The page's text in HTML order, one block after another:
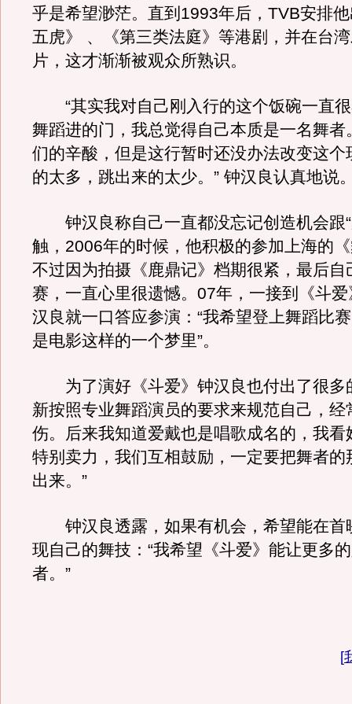
乎是希望渺茫。直到1993年后，TVB安排
五虎》 、《第三类法庭》等港剧，并在台
片，这才渐渐被观众所熟识。
“其实我对自己刚入行的这个饭碗一直很
舞蹈进的门，我总觉得自己本质是一名舞者
们的辛酸，但是这行暂时还没办法改变这个
的太多，跳出来的太少。” 钟汉良认真地说
钟汉良称自己一直都没忘记创造机会跟“
触，2006年的时候，他积极的参加上海的
不过因为拍摄《鹿鼎记》档期很紧，最后自
赛，一直心里很遗憾。07年，一接到《斗
汉良就一口答应参演：“我希望登上舞蹈比
是电影这样的一个梦里”。
为了演好《斗爱》钟汉良也付出了很多
新按照专业舞蹈演员的要求来规范自己，经
伤。后来我知道爱戴也是唱歌成名的，我看
特别卖力，我们互相鼓励，一定要把舞者的
出来。”
钟汉良透露，如果有机会，希望能在首
现自己的舞技：“我希望《斗爱》能让更多
者。”
[